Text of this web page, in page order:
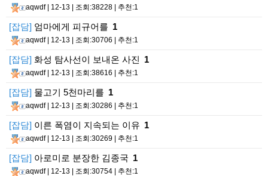
aqwdf| 12-13 | 조회:38228 | 추천:1
[잡담] 엄마에게 피규어를 1
aqwdf| 12-13 | 조회:30706 | 추천:1
[잡담] 화성 탐사선이 보내온 사진 1
aqwdf| 12-13 | 조회:38616 | 추천:1
[잡담] 물고기 5천마리를 1
aqwdf| 12-13 | 조회:30286 | 추천:1
[잡담] 이른 폭염이 지속되는 이유 1
aqwdf| 12-13 | 조회:30269 | 추천:1
[잡담] 아로미로 분장한 김종국 1
aqwdf| 12-13 | 조회:30754 | 추천:1